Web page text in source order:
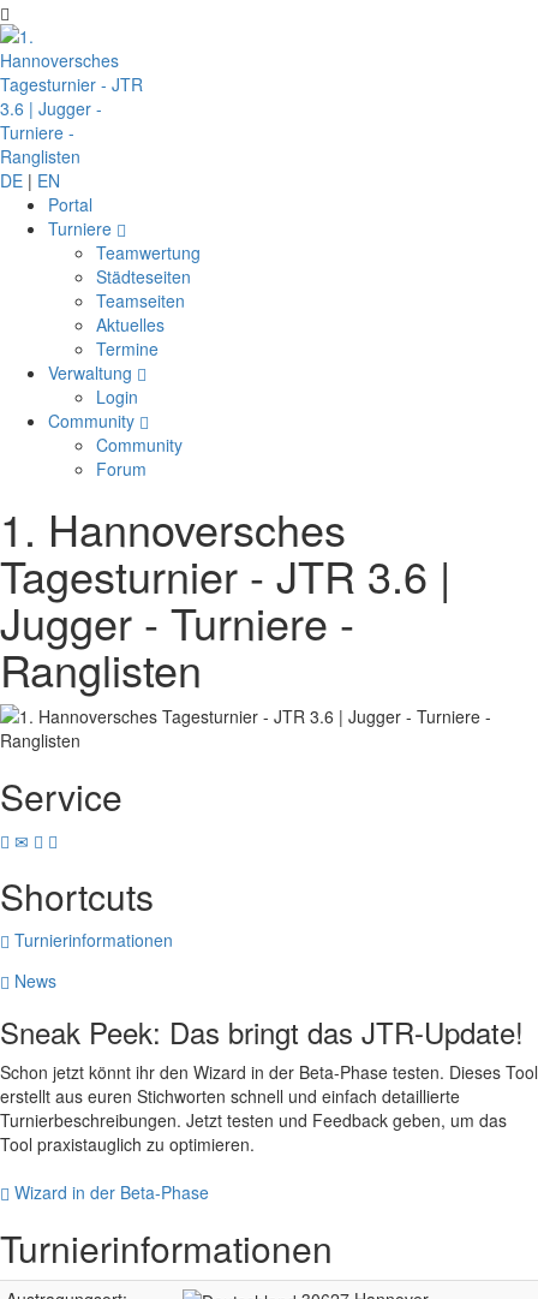
DE | EN
Portal
Turniere
Teamwertung
Städteseiten
Teamseiten
Aktuelles
Termine
Verwaltung
Login
Community
Community
Forum
1. Hannoversches
Tagesturnier - JTR 3.6 |
Jugger - Turniere -
Ranglisten
Service
Shortcuts
Turnierinformationen
News
Sneak Peek: Das bringt das JTR-Update!
Schon jetzt könnt ihr den Wizard in der Beta-Phase testen. Dieses Tool
erstellt aus euren Stichworten schnell und einfach detaillierte
Turnierbeschreibungen. Jetzt testen und Feedback geben, um das
Tool praxistauglich zu optimieren.
Wizard in der Beta-Phase
Turnierinformationen